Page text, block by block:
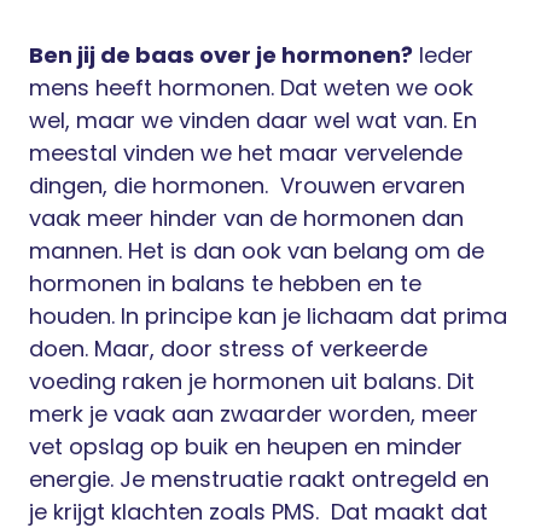
Ben jij de baas over je hormonen? Ieder
mens heeft hormonen. Dat weten we ook
wel, maar we vinden daar wel wat van. En
meestal vinden we het maar vervelende
dingen, die hormonen. Vrouwen ervaren
vaak meer hinder van de hormonen dan
mannen. Het is dan ook van belang om de
hormonen in balans te hebben en te
houden. In principe kan je lichaam dat prima
doen. Maar, door stress of verkeerde
voeding raken je hormonen uit balans. Dit
merk je vaak aan zwaarder worden, meer
vet opslag op buik en heupen en minder
energie. Je menstruatie raakt ontregeld en
je krijgt klachten zoals PMS. Dat maakt dat